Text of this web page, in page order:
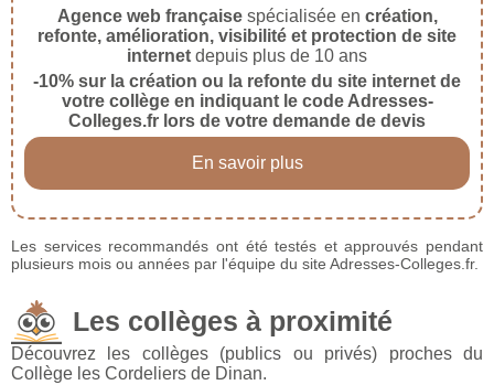
Agence web françaisespécialisée en création,
refonte, amélioration, visibilité et protection de site
internet depuis plus de 10 ans
-10% sur la création ou la refonte du site internet de
votre collège en indiquant le code Adresses-
Colleges.fr lors de votre demande de devis
En savoir plus
Les services recommandés ont été testés et approuvés pendant
plusieurs mois ou années par l'équipe du site Adresses-Colleges.fr.
Les collèges à proximité
Découvrez les collèges (publics ou privés) proches du
Collège les Cordeliers de Dinan.